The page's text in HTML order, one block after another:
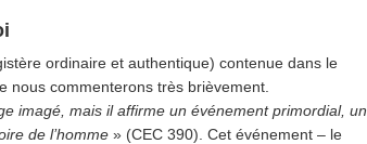
ordinaire et authentique) contenue dans le
nous commenterons très brièvement.
imagé, mais il affirme un événement primordial, un
de l’homme » (CEC 390). Cet événement – le